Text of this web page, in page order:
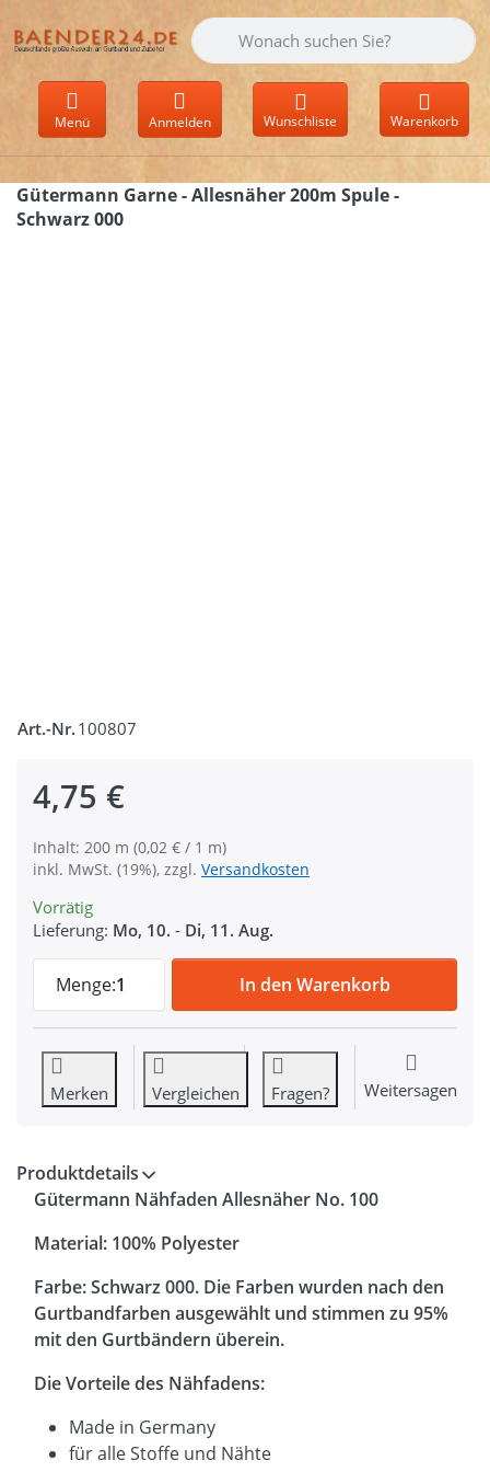
Geben Sie einen Suchbegriff ein.
Menü Anmelden Wunschliste Warenkorb
Gütermann Garne - Allesnäher 200m Spule -
Schwarz 000
Art.-Nr. 100807
4,75 €
Inhalt: 200 m (0,02 € / 1 m)
inkl. MwSt. (19%), zzgl. Versandkosten
Vorrätig
Lieferung: Mo, 10. - Di, 11. Aug.
Menge:1
Gütermann Garne - Allesnäher 200m
In den Warenkorb
Merken Vergleichen Fragen? Weitersagen
Produktdetails
Gütermann Nähfaden Allesnäher No. 100
Material: 100% Polyester
Farbe: Schwarz 000. Die Farben wurden nach den
Gurtbandfarben ausgewählt und stimmen zu 95%
mit den Gurtbändern überein.
Die Vorteile des Nähfadens:
Made in Germany
für alle Stoffe und Nähte